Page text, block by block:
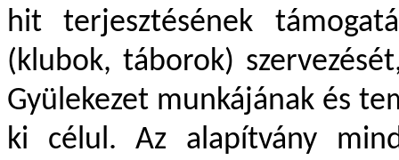
hit terjesztésének
(klubok, táborok)
Gyülekezet munkájának és
ki célul. Az alapítvány